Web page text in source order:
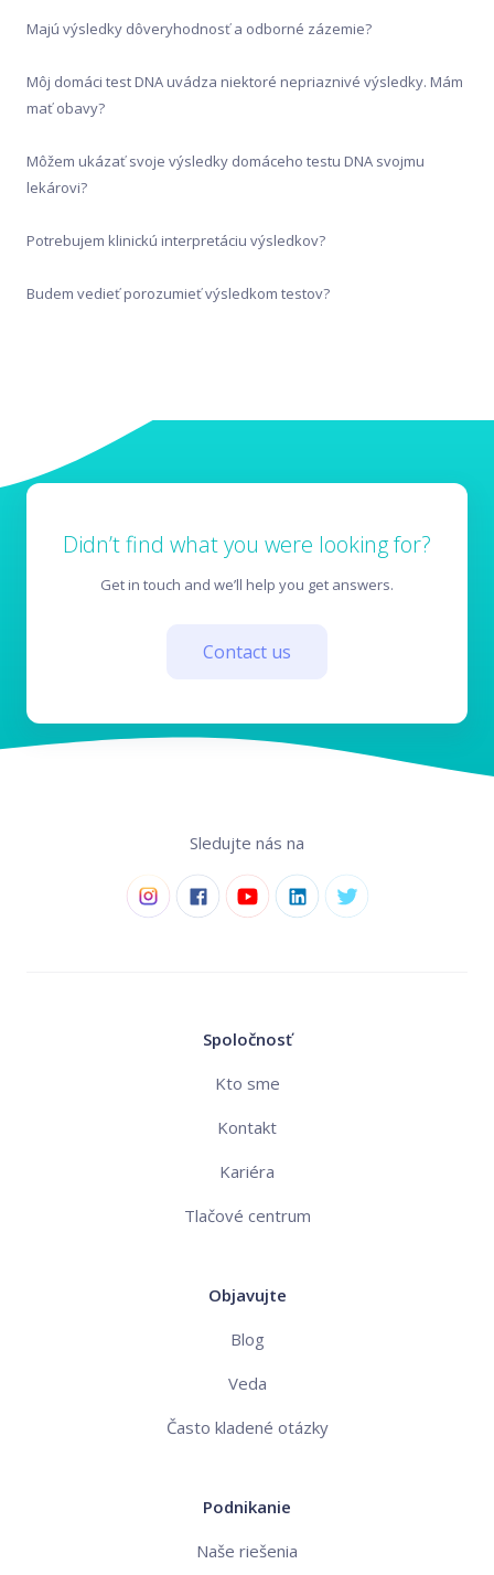
Odber vzorky
Pred nákupom
Majú výsledky dôveryhodnosť a odborné zázemie?
Môj domáci test DNA uvádza niektoré nepriaznivé výsledky. Mám
mať obavy?
Môžem ukázať svoje výsledky domáceho testu DNA svojmu
lekárovi?
Potrebujem klinickú interpretáciu výsledkov?
Budem vedieť porozumieť výsledkom testov?
Didn’t find what you were looking for?
Get in touch and we’ll help you get answers.
Contact us
Sledujte nás na
Spoločnosť
Kto sme
Kontakt
Kariéra
Tlačové centrum
Objavujte
Blog
Veda
Často kladené otázky
Podnikanie
Naše riešenia